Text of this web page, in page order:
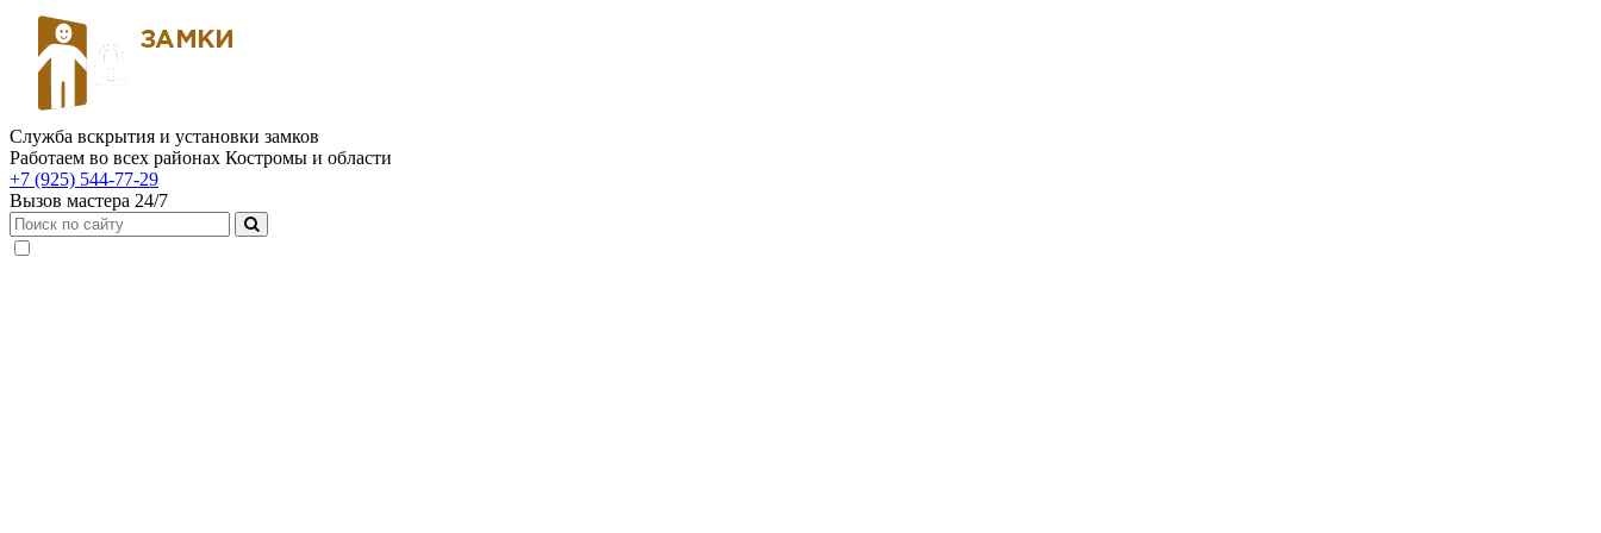
Служба вскрытия и установки замков
Работаем во всех районах Костромы и области
+7 (925) 544-77-29
Вызов мастера 24/7